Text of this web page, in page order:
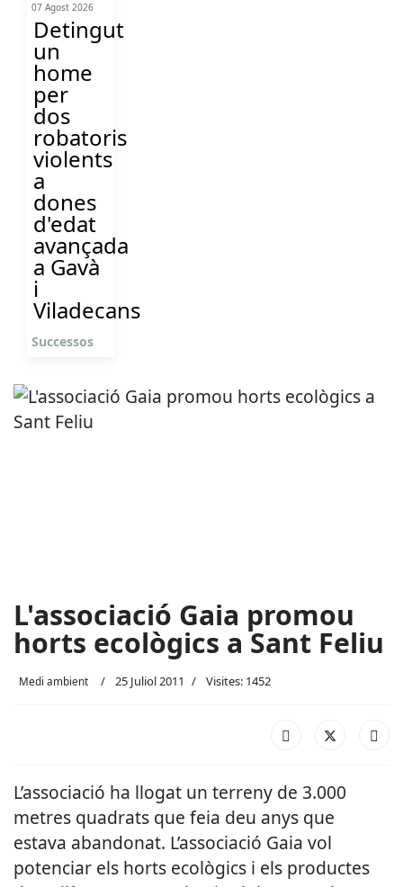
07 Agost 2026
Detingut
un
home
per
dos
robatoris
violents
a
dones
d'edat
avançada
a Gavà
i
Viladecans
Successos
L'associació Gaia promou
horts ecològics a Sant Feliu
Medi ambient 25 Juliol 2011 Visites: 1452
L’associació ha llogat un terreny de 3.000
metres quadrats que feia deu anys que
estava abandonat. L’associació Gaia vol
potenciar els horts ecològics i els productes